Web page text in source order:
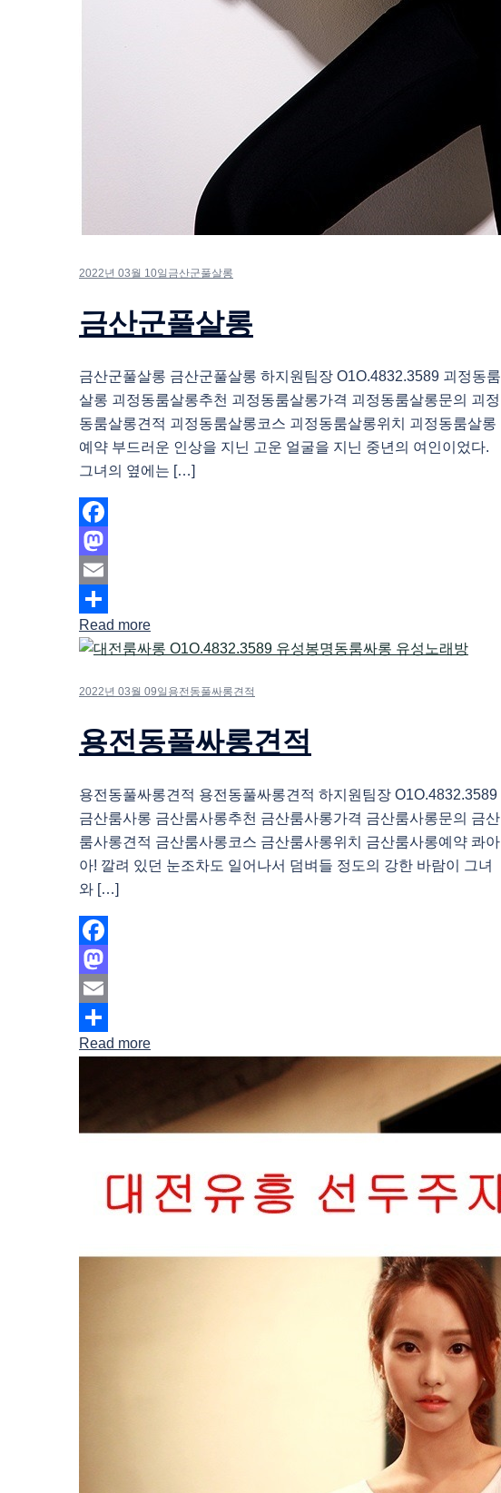
2022년 03월 10일 금산군풀살롱
금산군풀살롱
금산군풀살롱 금산군풀살롱 하지원팀장 O1O.4832.3589 괴정동룸
살롱 괴정동룸살롱추천 괴정동룸살롱가격 괴정동룸살롱문의 괴정
동룸살롱견적 괴정동룸살롱코스 괴정동룸살롱위치 괴정동룸살롱
예약 부드러운 인상을 지닌 고운 얼굴을 지닌 중년의 여인이었다.
그녀의 옆에는 […]
Facebook
Mastodon
Email
Share
Read more
2022년 03월 09일 용전동풀싸롱견적
용전동풀싸롱견적
용전동풀싸롱견적 용전동풀싸롱견적 하지원팀장 O1O.4832.3589
금산룸사롱 금산룸사롱추천 금산룸사롱가격 금산룸사롱문의 금산
룸사롱견적 금산룸사롱코스 금산룸사롱위치 금산룸사롱예약 콰아
아! 깔려 있던 눈조차도 일어나서 덤벼들 정도의 강한 바람이 그녀
와 […]
Facebook
Mastodon
Email
Share
Read more